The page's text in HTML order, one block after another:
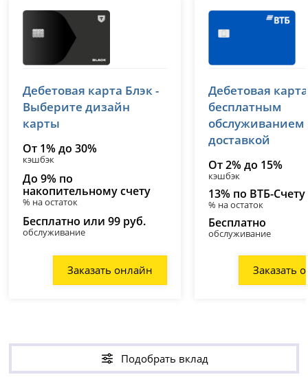
лицензия № 2673
Дебетовая карта Блэк -
Выберите дизайн
карты
От 1% до 30%
кэшбэк
До 9% по
накопительному счету
% на остаток
Бесплатно или 99 руб.
обслуживание
Заказать онлайн
лицензия № 1000
Дебетовая
бесплатным
обслуживанием
доставкой
От 2% до 15%
кэшбэк
13% по ВТБ-Счету
% на остаток
Бесплатно
обслуживание
Заказать
Подобрать вклад